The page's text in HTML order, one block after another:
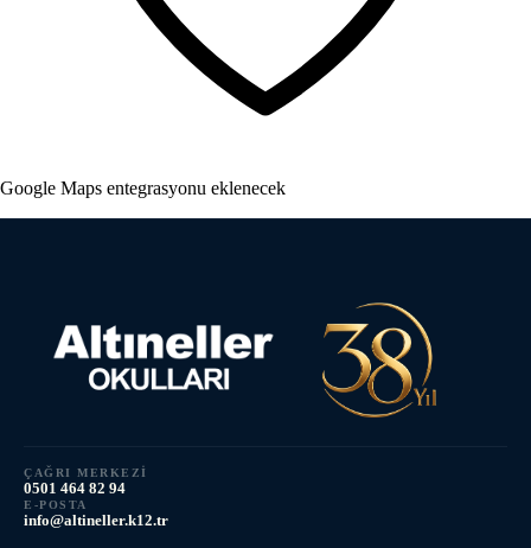
Google Maps entegrasyonu eklenecek
ÇAĞRI MERKEZI
0501 464 82 94
E-POSTA
info@altineller.k12.tr